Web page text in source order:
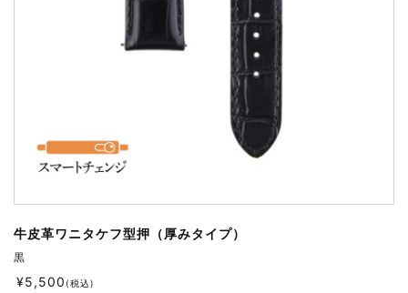
牛皮革ワニタケフ型押（厚みタイプ）
黒
¥5,500